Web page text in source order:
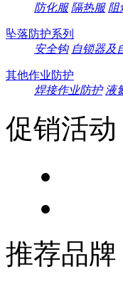
防化服 隔热服 阻
坠落防护系列
安全钩 自锁器及
其他作业防护
焊接作业防护 液
促销活动
推荐品牌